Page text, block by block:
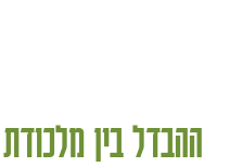
ההבדל בין